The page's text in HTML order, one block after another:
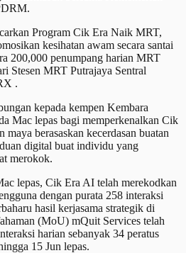
Program Cik Era Naik MRT,
kesihatan awam secara santai
200,000 penumpang harian MRT
Stesen MRT Putrajaya Sentral
.
kepada kempen Kembara
Mac lepas bagi memperkenalkan Cik
berasaskan kecerdasan buatan
digital buat individu yang
merokok.
lepas, Cik Era AI telah merekodkan
dengan purata 258 interaksi
hasil kerjasama strategik di
(MoU) mQuit Services telah
harian sebanyak 34 peratus
15 Jun lepas.